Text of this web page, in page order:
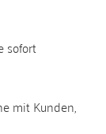
sofort
mit Kunden,